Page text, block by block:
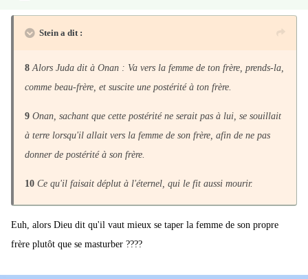
Stein a dit :
8 Alors Juda dit à Onan : Va vers la femme de ton frère, prends-la,
comme beau-frère, et suscite une postérité à ton frère.
9 Onan, sachant que cette postérité ne serait pas à lui, se souillait
à terre lorsqu'il allait vers la femme de son frère, afin de ne pas
donner de postérité à son frère.
10 Ce qu'il faisait déplut à l'éternel, qui le fit aussi mourir.
Euh, alors Dieu dit qu'il vaut mieux se taper la femme de son propre
frère plutôt que se masturber ????